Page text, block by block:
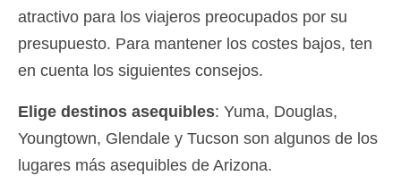
atractivo para los viajeros preocupados por su
presupuesto. Para mantener los costes bajos, ten
en cuenta los siguientes consejos.
Elige destinos asequibles: Yuma, Douglas,
Youngtown, Glendale y Tucson son algunos de los
lugares más asequibles de Arizona.